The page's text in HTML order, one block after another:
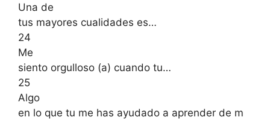
Una de
tus mayores cualidades es…
24
Me
siento orgulloso (a) cuando tu…
25
Algo
en lo que tu me has ayudado a aprender de m